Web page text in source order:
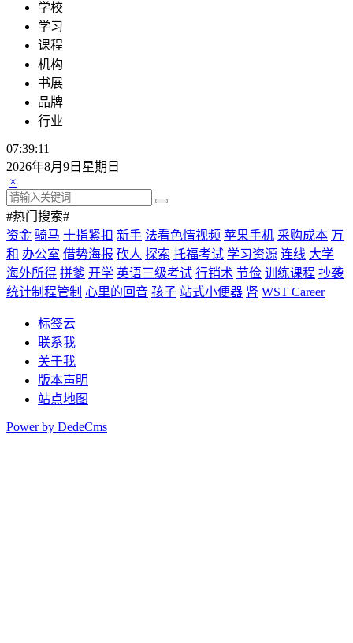
学校
学习
课程
机构
书展
品牌
行业
07:39:12
2026年8月9日星期日
×
#热门搜索#
资金 骑马 十指紧扣 新手 法看色情视频 苹果手机 采购成本 万
和 办公室 借势海报 砍人 探索 托福考试 学习资源 连线 大学
海外所得 拼爹 开学 英语三级考试 行销术 节俭 训练课程 抄袭
统计制程管制 心里的回音 孩子 站式小便器 肾 WST Career
标签云
联系我
关于我
版本声明
站点地图
Power by DedeCms